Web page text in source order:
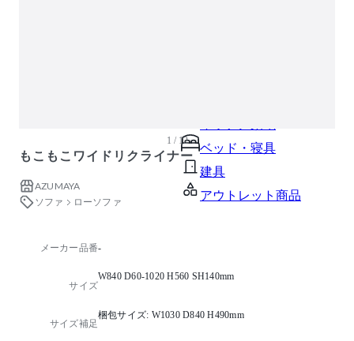
ベッド・寝具
建具
アウトレット商品
1 / 12
もこもこワイドリクライナー
AZUMAYA
ソファ
ローソファ
メーカー品番-
サイズ
W840 D60-1020 H560 SH140mm
サイズ補足
梱包サイズ: W1030 D840 H490mm